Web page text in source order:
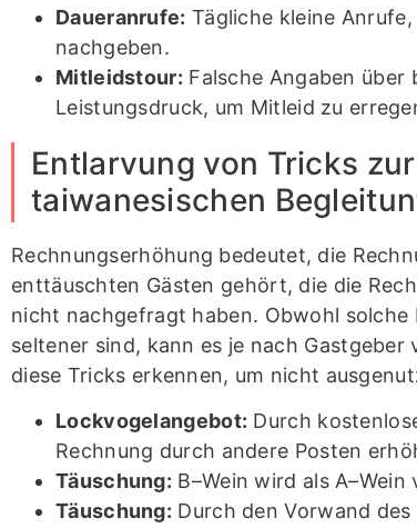
Daueranrufe: Tägliche kleine
nachgeben.
Mitleidstour: Falsche Angaben
Leistungsdruck, um Mitleid zu
Entlarvung von Tricks
taiwanesischen
Rechnungserhöhung bedeutet, die
enttäuschten Gästen gehört, die die
nicht nachgefragt haben. Obwohl
seltener sind, kann es je nach Gastgeber
diese Tricks erkennen, um nicht
Lockvogelangebot: Durch
Rechnung durch andere Posten
Täuschung: B–Wein wird als
Täuschung: Durch den Vorwand